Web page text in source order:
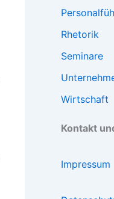
Rhetorik
Seminare
Wirtschaft
Kontakt
Impressum